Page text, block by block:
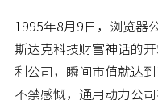
1995年8月9日，浏览器
斯达克科技财富神话的
利公司，瞬间市值就达
不禁感慨，通用动力公